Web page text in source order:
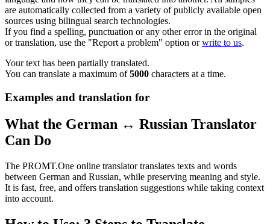
are automatically collected from a variety of publicly available open
sources using bilingual search technologies.
If you find a spelling, punctuation or any other error in the original
or translation, use the "Report a problem" option orwrite to us.
Your text has been partially translated.
You can translate a maximum of5000 characters at a time.
Examples and translation for
What the German ↔ Russian Translator
Can Do
The PROMT.One online translator translates texts and words
between German and Russian, while preserving meaning and style.
It is fast, free, and offers translation suggestions while taking context
into account.